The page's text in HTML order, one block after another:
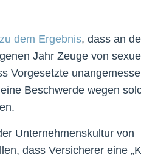
dem Ergebnis, dass an
Jahr Zeuge von
Vorgesetzte
Beschwerde wegen
Unternehmenskultur von
dass Versicherer eine